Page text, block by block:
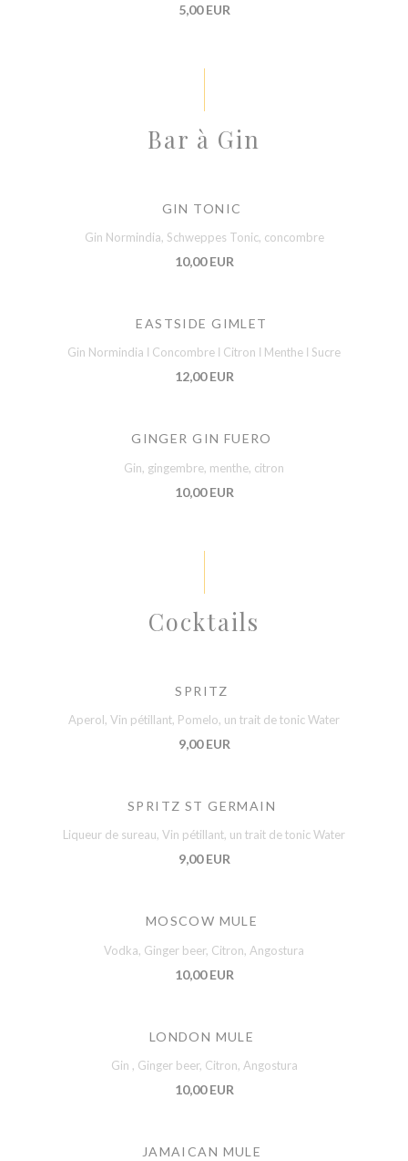
5,00 EUR
Bar à Gin
GIN TONIC
Gin Normindia, Schweppes Tonic, concombre
10,00 EUR
EASTSIDE GIMLET
Gin Normindia ǀ Concombre ǀ Citron ǀ Menthe ǀ Sucre
12,00 EUR
GINGER GIN FUERO
Gin, gingembre, menthe, citron
10,00 EUR
Cocktails
SPRITZ
Aperol, Vin pétillant, Pomelo, un trait de tonic Water
9,00 EUR
SPRITZ ST GERMAIN
Liqueur de sureau, Vin pétillant, un trait de tonic Water
9,00 EUR
MOSCOW MULE
Vodka, Ginger beer, Citron, Angostura
10,00 EUR
LONDON MULE
Gin , Ginger beer, Citron, Angostura
10,00 EUR
JAMAICAN MULE